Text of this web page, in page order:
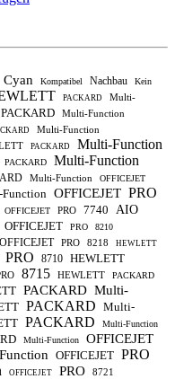
Cyan Kompatibel Nachbau Kein
PACKARD
Multi-
PACKARD Multi-Function
Multi-Function
PACKARD Multi-Function
PACKARD Multi-Function
Multi-Function OFFICEJET
OFFICEJET PRO
OFFICEJET PRO 7740
AIO
OFFICEJET PRO 8210
OFFICEJET PRO 8218 HEWLETT
PRO 8710 HEWLETT
8715 HEWLETT PACKARD
PACKARD Multi-
PACKARD Multi-
PACKARD Multi-Function
Multi-Function OFFICEJET
OFFICEJET PRO
OFFICEJET PRO 8721